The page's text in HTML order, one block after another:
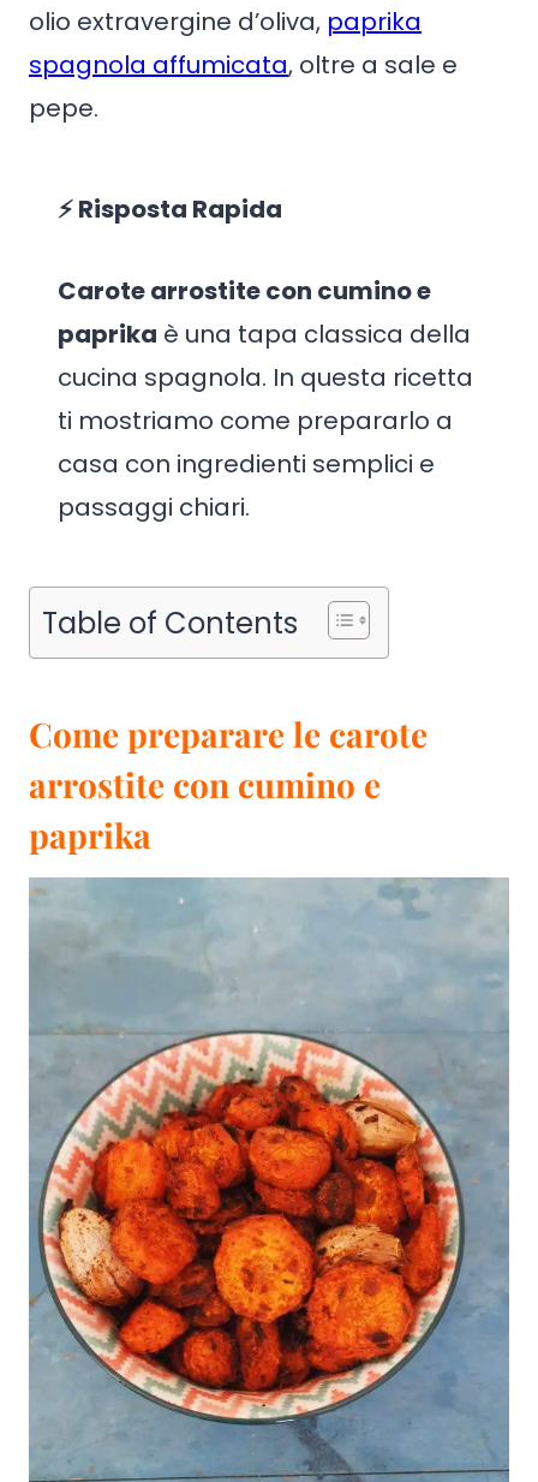
olio extravergine d’oliva, paprika
spagnola affumicata, oltre a sale e
pepe.
⚡ Risposta Rapida
Carote arrostite con cumino e
paprika è una tapa classica della
cucina spagnola. In questa ricetta
ti mostriamo come prepararlo a
casa con ingredienti semplici e
passaggi chiari.
Table of Contents
Come preparare le carote
arrostite con cumino e
paprika